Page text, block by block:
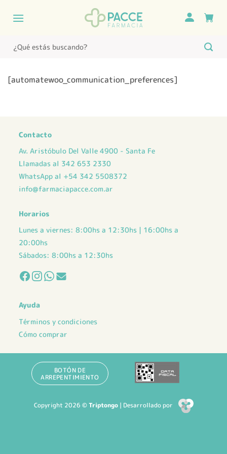
Buscar
por:
[automatewoo_communication_preferences]
Contacto
Av. Aristóbulo Del Valle 4900 - Santa Fe
Llamadas al 342 653 2330
WhatsApp al +54 342 5508372
info@farmaciapacce.com.ar
Horarios
Lunes a viernes: 8:00hs a 12:30hs | 16:00hs a
20:00hs
Sábados: 8:00hs a 12:30hs
Ayuda
Términos y condiciones
Cómo comprar
BOTÓN DE
ARREPENTIMIENTO
Copyright 2026 ©Triptongo| Desarrollado por